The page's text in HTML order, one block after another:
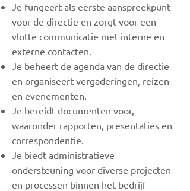
Je fungeert als eerste aanspreekpunt
voor de directie en zorgt voor een
vlotte communicatie met interne en
externe contacten.
Je beheert de agenda van de directie
en organiseert vergaderingen, reizen
en evenementen.
Je bereidt documenten voor,
waaronder rapporten, presentaties en
correspondentie.
Je biedt administratieve
ondersteuning voor diverse projecten
en processen binnen het bedrijf